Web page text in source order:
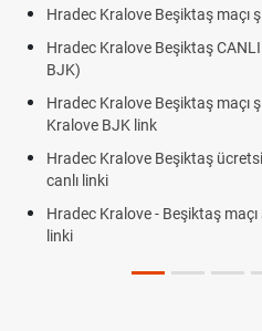
Hradec Kralove Beşiktaş maçı
Hradec Kralove Beşiktaş
BJK)
Hradec Kralove Beşiktaş maçı
Kralove BJK link
Hradec Kralove Beşiktaş
canlı linki
Hradec Kralove - Beşiktaş
linki